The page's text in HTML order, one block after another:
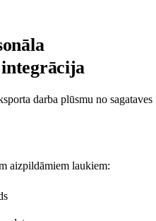
darba plūsmu no sagataves
aizpildāmiem laukiem: